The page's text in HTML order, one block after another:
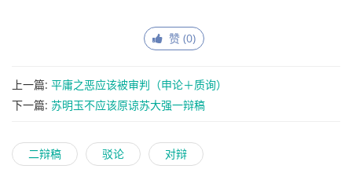
赞 (0)
上一篇: 平庸之恶应该被审判（申论＋质询）
下一篇: 苏明玉不应该原谅苏大强一辩稿
二辩稿 驳论 对辩